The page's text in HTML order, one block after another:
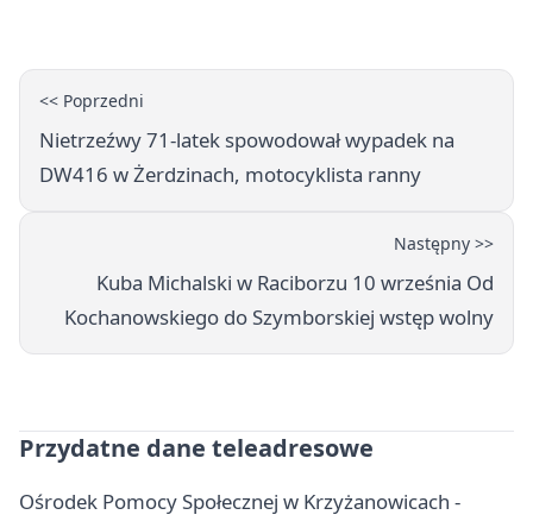
<< Poprzedni
Nietrzeźwy 71-latek spowodował wypadek na
DW416 w Żerdzinach, motocyklista ranny
Następny >>
Kuba Michalski w Raciborzu 10 września Od
Kochanowskiego do Szymborskiej wstęp wolny
Przydatne dane teleadresowe
Ośrodek Pomocy Społecznej w Krzyżanowicach -